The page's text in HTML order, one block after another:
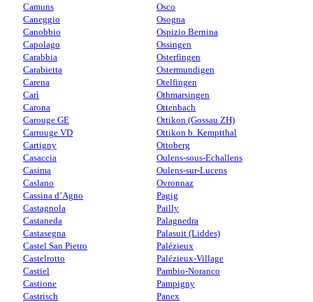
Camuns
Caneggio
Canobbio
Capolago
Carabbia
Carabietta
Carena
Carì
Carona
Carouge GE
Carrouge VD
Cartigny
Casaccia
Casima
Caslano
Cassina d’Agno
Castagnola
Castaneda
Castasegna
Castel San Pietro
Castelrotto
Castiel
Castione
Castrisch
Osco
Osogna
Ospizio Bernina
Ossingen
Osterfingen
Ostermundigen
Otelfingen
Othmarsingen
Ottenbach
Ottikon (Gossau ZH)
Ottikon b. Kemptthal
Ottoberg
Oulens-sous-Echallens
Oulens-sur-Lucens
Ovronnaz
Pagig
Pailly
Palagnedra
Palasuit (Liddes)
Palézieux
Palézieux-Village
Pambio-Noranco
Pampigny
Panex